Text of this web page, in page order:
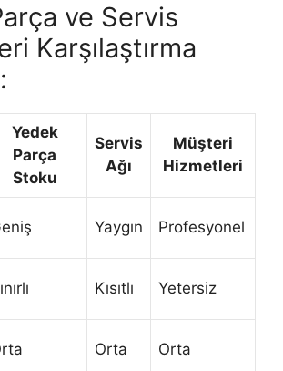
ve Servis
Karşılaştırma
Yedek
Parça
Stoku
Servis
Ağı
Müşteri
Hizmetleri
Yaygın Profesyonel
Kısıtlı Yetersiz
Orta Orta